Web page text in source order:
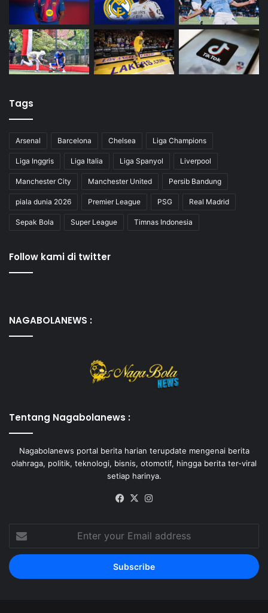
Tags
Arsenal Barcelona Chelsea Liga Champions
Liga Inggris Liga Italia Liga Spanyol Liverpool
Manchester City Manchester United Persib Bandung
piala dunia 2026 Premier League PSG Real Madrid
Sepak Bola Super League Timnas Indonesia
Follow kami di twitter
NAGABOLANEWS :
Tentang Nagabolanews :
Nagabolanews portal berita harian terupdate mengenai berita
olahraga, politik, teknologi, bisnis, otomotif, hingga berita ter-viral
setiap harinya.
Facebook
X
Enter
your
Email
address